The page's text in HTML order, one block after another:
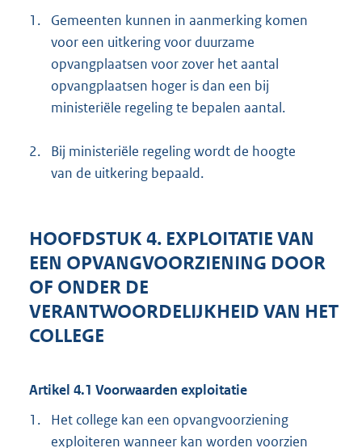
1.
Gemeenten kunnen in aanmerking komen
voor een uitkering voor duurzame
opvangplaatsen voor zover het aantal
opvangplaatsen hoger is dan een bij
ministeriële regeling te bepalen aantal.
2.
Bij ministeriële regeling wordt de hoogte
van de uitkering bepaald.
HOOFDSTUK 4. EXPLOITATIE VAN
EEN OPVANGVOORZIENING DOOR
OF ONDER DE
VERANTWOORDELIJKHEID VAN HET
COLLEGE
Artikel 4.1 Voorwaarden exploitatie
1.
Het college kan een opvangvoorziening
exploiteren wanneer kan worden voorzien